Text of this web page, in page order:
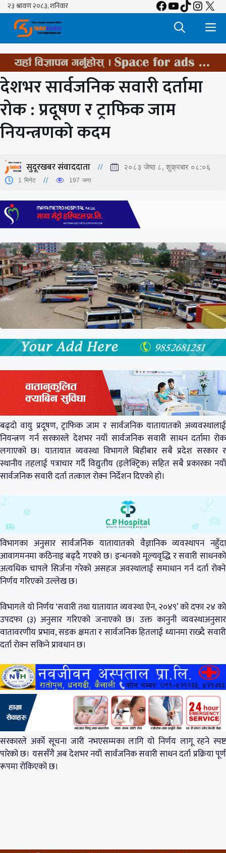
Skip
content
Facebook
YouTube
TikTok
X
देशभर सार्वजनिक सवारी दर्तामा
रोक : प्रदूषण र ट्राफिक जाम
नियन्त्रणको कदम
सुदूरखबर संवाददाता २०८३ जेष्ठ ८, शुक्रबार ०८:०६
1 मिनेट 197 जना
बढ्दो वायु प्रदूषण, ट्राफिक जाम र सार्वजनिक यातायातको अव्यवस्थालाई
नियन्त्रण गर्न सरकारले देशभर नयाँ सार्वजनिक सवारी साधन दर्तामा रोक
लगाएको छ। यातायात व्यवस्था विभागले बिहीबार सबै प्रदेश सरकार र
स्थानीय तहलाई पत्राचार गर्दै विद्युतीय (इलेक्ट्रिक) सहित सबै प्रकारका नयाँ
सार्वजनिक सवारी दर्ता तत्काल रोक्न निर्देशन दिएको हो।
विभागका अनुसार सार्वजनिक यातायातको वैज्ञानिक व्यवस्थापन नहुँदा
आवागमनमा कठिनाइ बढ्दै गएको छ। इन्धनको मूल्यवृद्धि र सवारी साधनको
अत्यधिक चापले सिर्जना गरेको असहज अवस्थालाई समाधान गर्न दर्ता रोक्ने
निर्णय गरिएको उल्लेख छ।
विभागले यो निर्णय ‘सवारी तथा यातायात व्यवस्था ऐन, २०४९’ को दफा २४ को
उपदफा (३) अनुसार गरिएको जनाएको छ। उक्त कानुनी व्यवस्थाअनुसार
वातावरणीय प्रभाव, सडक क्षमता र सार्वजनिक हितलाई ध्यानमा राख्दै सवारी
दर्ता रोक्न सकिने प्रावधान छ।
सरकारले अर्को सूचना जारी नभएसम्मका लागि यो निर्णय लागू रहने स्पष्ट
पारेको छ। यससँगै अब देशभर नयाँ सार्वजनिक सवारी साधन दर्ता प्रक्रिया पूर्ण
रूपमा रोकिएको छ।